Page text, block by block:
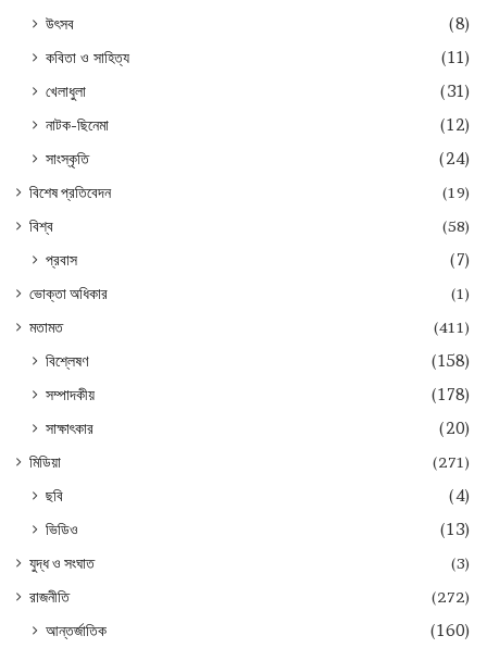
উৎসব
(8)
কবিতা ও সাহিত্য
(11)
খেলাধুলা
(31)
নাটক-ছিনেমা
(12)
সাংস্কৃতি
(24)
বিশেষ প্রতিবেদন
(19)
বিশ্ব
(58)
প্রবাস (7)
ভোক্তা অধিকার
(1)
মতামত
(411)
বিশ্লেষণ
(158)
সম্পাদকীয়
(178)
সাক্ষাৎকার
(20)
মিডিয়া (271)
ছবি
(4)
ভিডিও
(13)
যুদ্ধ ও সংঘাত
(3)
রাজনীতি
(272)
আন্তর্জাতিক (160)